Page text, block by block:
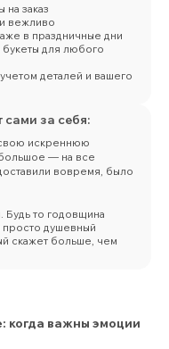
заказ
вежливо
в праздничные дни
букеты для любого
деталей и вашего
сами за себя:
искреннюю
— на все
вовремя, было
Будь то годовщина
просто душевный
скажет больше, чем
когда важны эмоции